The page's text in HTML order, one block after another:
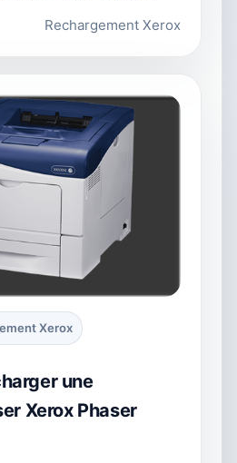
Rechargement Xerox
Xerox
une
Xerox Phaser